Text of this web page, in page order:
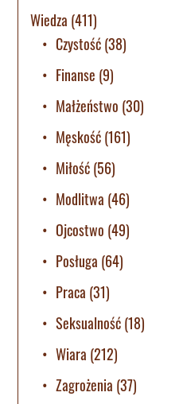
Wiedza (411)
Czystość(38)
Finanse (9)
Małżeństwo (30)
Męskość(161)
Miłość(56)
Modlitwa (46)
Ojcostwo (49)
Posługa (64)
Praca (31)
Seksualność(18)
Wiara (212)
Zagrożenia (37)